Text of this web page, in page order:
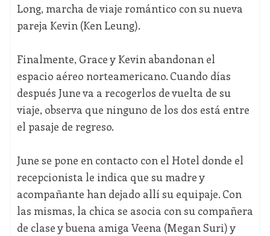
Long, marcha de viaje romántico con su nueva
pareja Kevin (Ken Leung).
Finalmente, Grace y Kevin abandonan el
espacio aéreo norteamericano. Cuando días
después June va a recogerlos de vuelta de su
viaje, observa que ninguno de los dos está entre
el pasaje de regreso.
June se pone en contacto con el Hotel donde el
recepcionista le indica que su madre y
acompañante han dejado allí su equipaje. Con
las mismas, la chica se asocia con su compañera
de clase y buena amiga Veena (Megan Suri) y